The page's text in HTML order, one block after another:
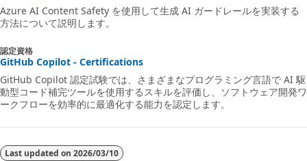
Azure AI Content Safety を使用して生成 AI ガードレールを実装する
方法について説明します。
認定資格
GitHub Copilot - Certifications
GitHub Copilot 認定試験では、さまざまなプログラミング言語で AI 駆
動型コード補完ツールを使用するスキルを評価し、ソフトウェア開発ワ
ークフローを効率的に最適化する能力を認定します。
Last updated on 2026/03/10